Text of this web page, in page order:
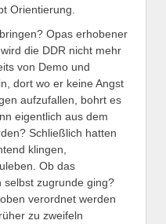
Orientierung.
Opas erhobener
die DDR nicht mehr
von Demo und
dort wo er keine Angst
aufzufallen, bohrt es
eigentlich aus dem
Schließlich hatten
klingen,
Ob das
selbst zugrunde ging?
verordnet werden
zu zweifeln